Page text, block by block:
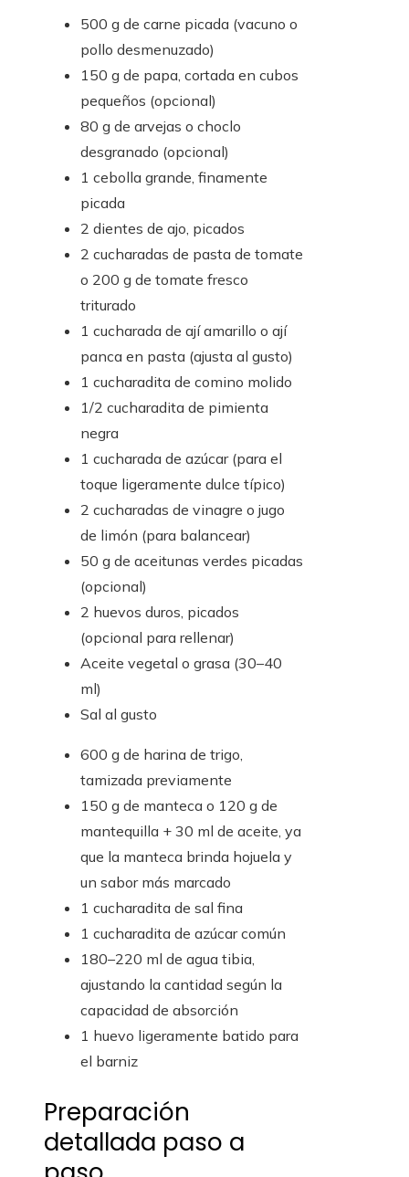
500 g de carne picada (vacuno o
pollo desmenuzado)
150 g de papa, cortada en cubos
pequeños (opcional)
80 g de arvejas o choclo
desgranado (opcional)
1 cebolla grande, finamente
picada
2 dientes de ajo, picados
2 cucharadas de pasta de tomate
o 200 g de tomate fresco
triturado
1 cucharada de ají amarillo o ají
panca en pasta (ajusta al gusto)
1 cucharadita de comino molido
1/2 cucharadita de pimienta
negra
1 cucharada de azúcar (para el
toque ligeramente dulce típico)
2 cucharadas de vinagre o jugo
de limón (para balancear)
50 g de aceitunas verdes picadas
(opcional)
2 huevos duros, picados
(opcional para rellenar)
Aceite vegetal o grasa (30–40
ml)
Sal al gusto
600 g de harina de trigo,
tamizada previamente
150 g de manteca o 120 g de
mantequilla + 30 ml de aceite, ya
que la manteca brinda hojuela y
un sabor más marcado
1 cucharadita de sal fina
1 cucharadita de azúcar común
180–220 ml de agua tibia,
ajustando la cantidad según la
capacidad de absorción
1 huevo ligeramente batido para
el barniz
Preparación
detallada paso a